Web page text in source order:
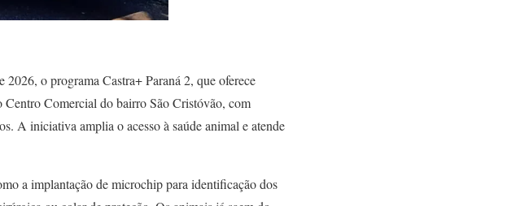
o programa Castra+ Paraná 2, que oferece
Centro Comercial do bairro São Cristóvão, com
A iniciativa amplia o acesso à saúde animal e atende
a implantação de microchip para identificação dos